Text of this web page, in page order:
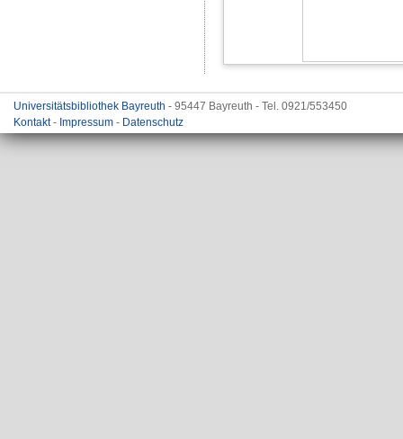
Universitätsbibliothek Bayreuth - 95447 Bayreuth - Tel. 0921/553450
Kontakt- Impressum - Datenschutz